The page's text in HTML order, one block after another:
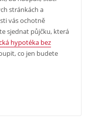
stránkách a
vás ochotně
sjednat půjčku, která
hypotéka bez
co jen budete